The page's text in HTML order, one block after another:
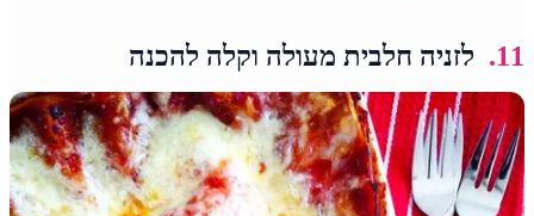
11. לזניה חלבית מעולה וקלה להכנה